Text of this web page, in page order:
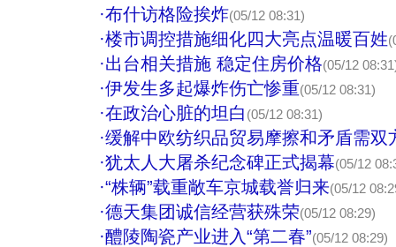
·布什访格险挨炸(05/12 08:31)
·楼市调控措施细化四大亮点温暖百姓
·出台相关措施 稳定住房价格(05/12
·伊发生多起爆炸伤亡惨重(05/12 08:31)
·在政治心脏的坦白 (05/12 08:31)
·缓解中欧纺织品贸易摩擦和矛盾需双
·犹太人大屠杀纪念碑正式揭幕(05/12
·“株辆”载重敞车京城载誉归来(05/12
·德天集团诚信经营获殊荣(05/12 08:29)
·醴陵陶瓷产业进入“第二春”(05/12 08:29)